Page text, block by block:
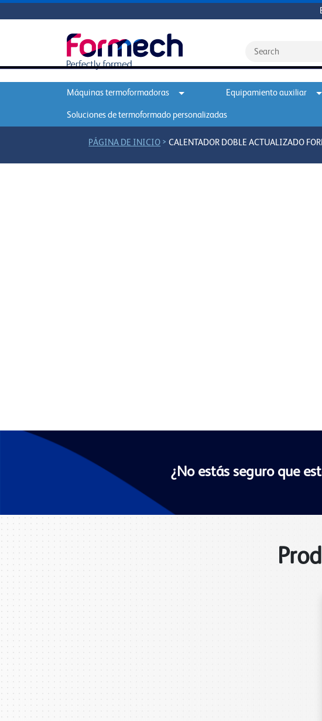
Máquinas termoformadoras Equipamiento auxiliar
Soluciones de termoformado personalizadas
PÁGINA DE INICIO >CALENTADOR DOBLE ACTUALIZADO
¿No estás seguro que